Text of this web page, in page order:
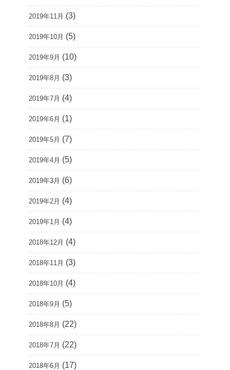
2019年11月 (3)
2019年10月 (5)
2019年9月 (10)
2019年8月 (3)
2019年7月 (4)
2019年6月 (1)
2019年5月 (7)
2019年4月 (5)
2019年3月 (6)
2019年2月 (4)
2019年1月 (4)
2018年12月 (4)
2018年11月 (3)
2018年10月 (4)
2018年9月 (5)
2018年8月 (22)
2018年7月 (22)
2018年6月 (17)